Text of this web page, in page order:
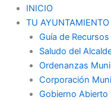
INICIO
TU AYUNTAMIENTO
Guía de
Saludo del
Ordenanzas
Corporación
Gobierno Abierto